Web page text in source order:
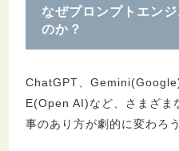
なぜプロンプトエン
のか？
ChatGPT、
E(Open AI)など、さまざま
事のあり方が劇的に変わろ